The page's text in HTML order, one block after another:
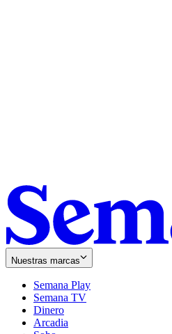
Nuestras marcas
Semana Play
Semana TV
Dinero
Arcadia